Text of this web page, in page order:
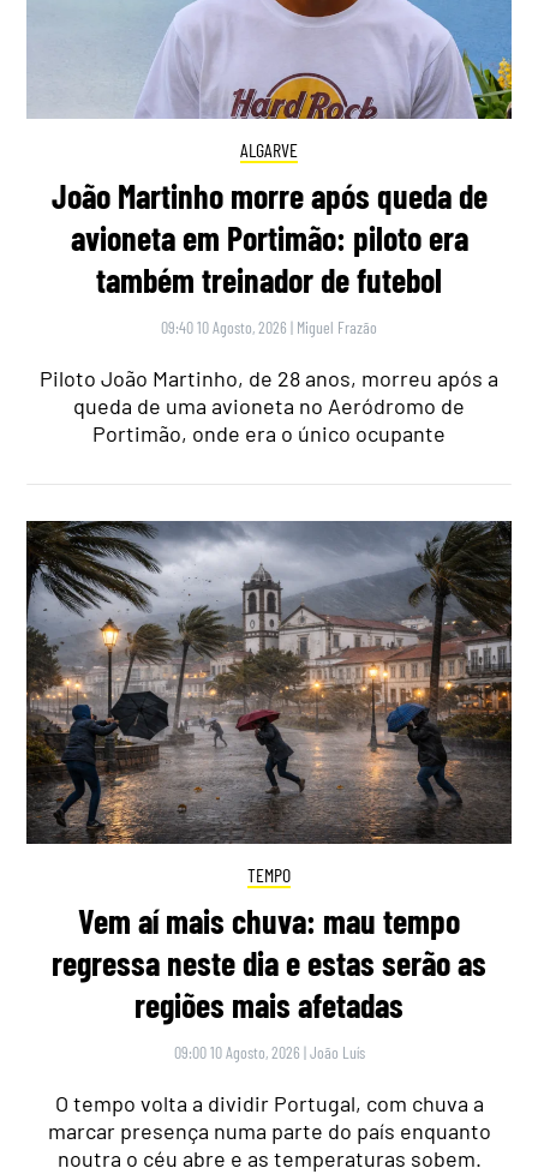
ALGARVE
João Martinho morre após queda de
avioneta em Portimão: piloto era
também treinador de futebol
09:40 10 Agosto, 2026 | Miguel Frazão
Piloto João Martinho, de 28 anos, morreu após a
queda de uma avioneta no Aeródromo de
Portimão, onde era o único ocupante
TEMPO
Vem aí mais chuva: mau tempo
regressa neste dia e estas serão as
regiões mais afetadas
09:00 10 Agosto, 2026 |João Luís
O tempo volta a dividir Portugal, com chuva a
marcar presença numa parte do país enquanto
noutra o céu abre e as temperaturas sobem.